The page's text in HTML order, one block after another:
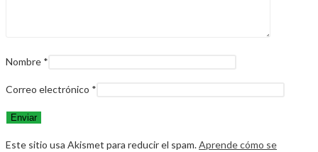
Nombre *
Correo electrónico *
Este sitio usa Akismet para reducir el spam.Aprende cómo se